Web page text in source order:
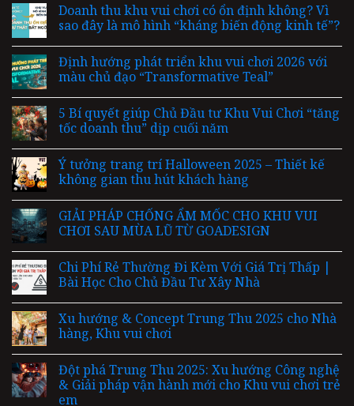
Doanh thu khu vui chơi có ổn định không? Vì
sao đây là mô hình “kháng biến động kinh tế”?
Định hướng phát triển khu vui chơi 2026 với
màu chủ đạo “Transformative Teal”
5 Bí quyết giúp Chủ Đầu tư Khu Vui Chơi “tăng
tốc doanh thu” dịp cuối năm
Ý tưởng trang trí Halloween 2025 – Thiết kế
không gian thu hút khách hàng
GIẢI PHÁP CHỐNG ẨM MỐC CHO KHU VUI
CHƠI SAU MÙA LŨ TỪ GOADESIGN
Chi Phí Rẻ Thường Đi Kèm Với Giá Trị Thấp |
Bài Học Cho Chủ Đầu Tư Xây Nhà
Xu hướng & Concept Trung Thu 2025 cho Nhà
hàng, Khu vui chơi
Đột phá Trung Thu 2025: Xu hướng Công nghệ
& Giải pháp vận hành mới cho Khu vui chơi trẻ
em